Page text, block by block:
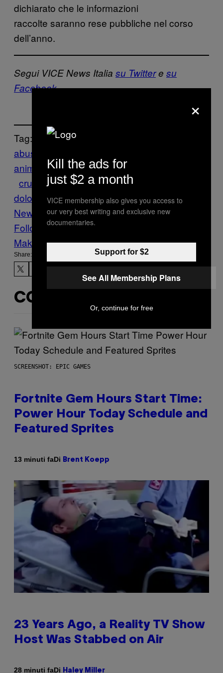
dichiarato che le informazioni
raccolte saranno rese pubbliche nel corso
dell’anno.
Segui VICE News Italia su Twittere su
Facebook
Tag:
abusi sugli
animali
ambiente americhe
crudeltà diritto giurisprudenza
doloso
legge omicidio Stati Uniti VICE
News
Follow Us On Discover
Make Us Preferred In Top Stories
Share:
CONTENUTI SIMILI
SCREENSHOT: EPIC GAMES
Fortnite Gem Hours Start Time:
Power Hour Today Schedule and
Featured Sprites
13 minuti faDi Brent Koepp
23 Years Ago, a Reality TV Show
Host Was Stabbed on Air
28 minuti faDi Haley Miller
×
Kill the ads for
just $2 a month
VICE membership also gives you access to
our very best writing and exclusive new
documentaries.
Support for $2
See All Membership Plans
Or, continue for free